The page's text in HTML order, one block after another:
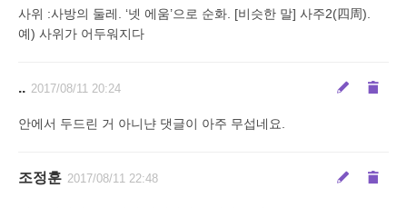
사위 :사방의 둘레. ‘넷 에움’으로 순화. [비슷한 말] 사주2(四周).
예) 사위가 어두워지다
.. 2017/08/11 20:24
안에서 두드린 거 아니냔 댓글이 아주 무섭네요.
조정훈 2017/08/11 22:48